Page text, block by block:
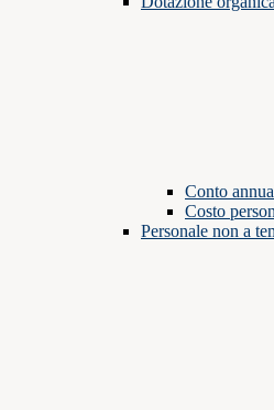
Conto
Costo
Personale non a